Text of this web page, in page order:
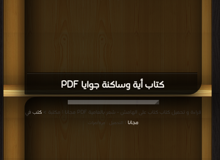
كتاب أية وساكنة جوايا PDF
قراءة و تحميل كتاب كتاب على الهامش - شعر بالعامية PDF مجانا | مكتبة >
كتب في
مجانا | التحميل : مرة/مرات